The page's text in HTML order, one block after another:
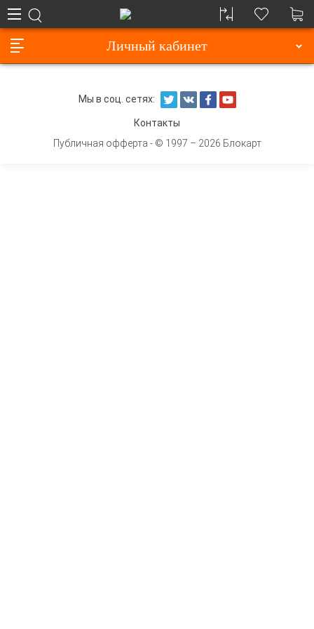
Личный кабинет
Мы в соц. сетях:
Контакты
Публичная офферта - © 1997 – 2026 Блокарт